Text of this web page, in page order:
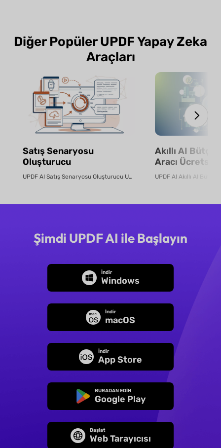
Diğer Popüler UPDF Yapay Zeka
Araçları
Satış Senaryosu
Oluşturucu
UPDF AI Satış Senaryosu Oluşturucu UPDF AI, ürün PDF'lerini veya aç...
Akıllı AI
Aracı Ücretsiz
Şimdi UPDF AI ile Başlayın
İndir
Windows
İndir
macOS
İndir
App Store
BURADAN EDİN
Google Play
Başlat
Web Tarayıcısı